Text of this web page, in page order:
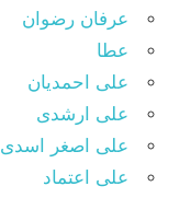
عرفان رضوان
عطا
علی احمدیان
علی ارشدی
علی اصغر اسدی
علی اعتماد